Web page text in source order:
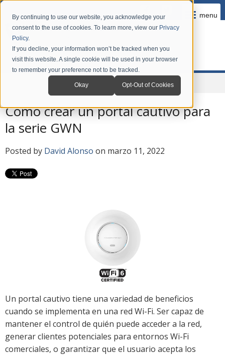
By continuing to use our website, you acknowledge your
consent to the use of cookies. To learn more, view our Privacy
Policy.
If you decline, your information won’t be tracked when you
visit this website. A single cookie will be used in your browser
to remember your preference not to be tracked.
Okay Opt-Out of Cookies
menu
News Blog en Español
Cómo crear un portal cautivo para
la serie GWN
Posted by David Alonso on marzo 11, 2022
Un portal cautivo tiene una variedad de beneficios
cuando se implementa en una red Wi-Fi. Ser capaz de
mantener el control de quién puede acceder a la red,
generar clientes potenciales para entornos Wi-Fi
comerciales, o garantizar que el usuario acepta los